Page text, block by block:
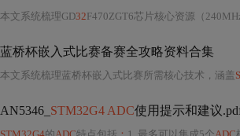
本文系统梳理GD32F470ZGT6芯片核心资源（
蓝桥杯嵌入式比赛备赛全攻略资料合集
本文系统梳理蓝桥杯嵌入式比赛所需核心技术，涵盖
AN5346_ STM32G4 ADC使用提示和建议